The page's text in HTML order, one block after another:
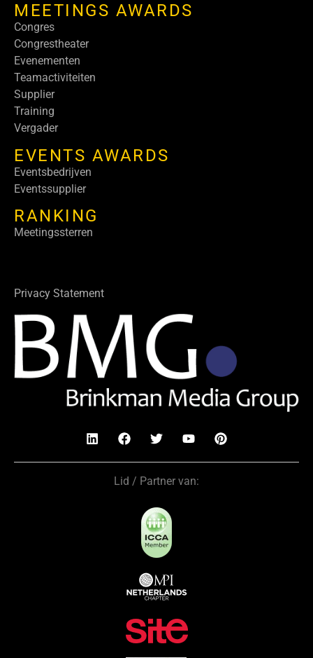
MEETINGS AWARDS
Congres
Congrestheater
Evenementen
Teamactiviteiten
Supplier
Training
Vergader
EVENTS AWARDS
Eventsbedrijven
Eventssupplier
RANKING
Meetingssterren
Privacy Statement
Lid / Partner van: